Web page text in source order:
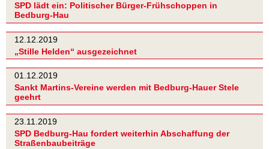
SPD lädt ein: Politischer Bürger-Frühschoppen in
Bedburg-Hau
12.12.2019
„Stille Helden“ ausgezeichnet
01.12.2019
Sankt Martins-Vereine werden mit Bedburg-Hauer Stele
geehrt
23.11.2019
SPD Bedburg-Hau fordert weiterhin Abschaffung der
Straßenbaubeiträge